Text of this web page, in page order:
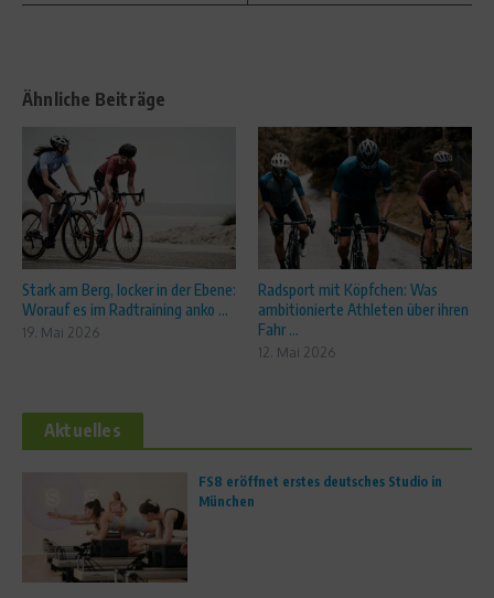
Ähnliche Beiträge
Stark am Berg, locker in der Ebene:
Worauf es im Radtraining anko ...
19. Mai 2026
Radsport mit Köpfchen: Was
ambitionierte Athleten über ihren
Fahr ...
12. Mai 2026
Aktuelles
FS8 eröffnet erstes deutsches Studio in
München